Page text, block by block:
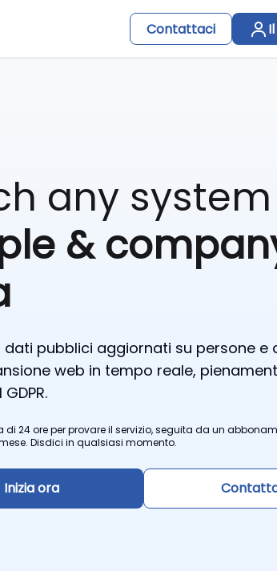
Contattaci
any
&
dati pubblici aggiornati su persone e
web in tempo reale,
di 24 ore per provare il servizio, seguita da un
Disdici in qualsiasi momento.
Inizia ora